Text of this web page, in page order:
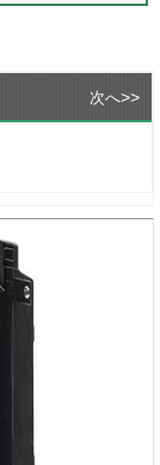
次へ>>